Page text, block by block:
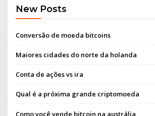
New Posts
Conversão de moeda bitcoins
Maiores cidades do norte da holanda
Conta de ações vs ira
Qual é a próxima grande criptomoeda
Como você vende bitcoin na austrália